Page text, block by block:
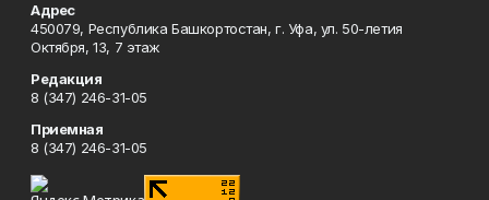
Адрес
450079, Республика Башкортостан, г. Уфа, ул. 50-летия
Октября, 13, 7 этаж
Редакция
8 (347) 246-31-05
Приемная
8 (347) 246-31-05